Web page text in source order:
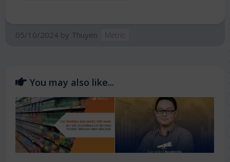
05/10/2024 by Thuyen Metric
You may also like...